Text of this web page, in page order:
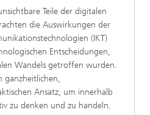
Teile der digitalen
die Auswirkungen der
(IKT)
Entscheidungen,
Wandels getroffen wurden.
ganzheitlichen,
Ansatz, um innerhalb
zu denken und zu handeln.